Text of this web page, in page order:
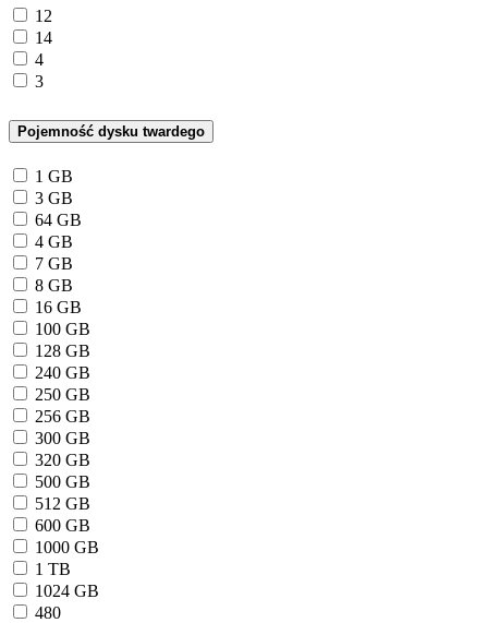
12
14
4
3
Pojemność dysku twardego
1 GB
3 GB
64 GB
4 GB
7 GB
8 GB
16 GB
100 GB
128 GB
240 GB
250 GB
256 GB
300 GB
320 GB
500 GB
512 GB
600 GB
1000 GB
1 TB
1024 GB
480